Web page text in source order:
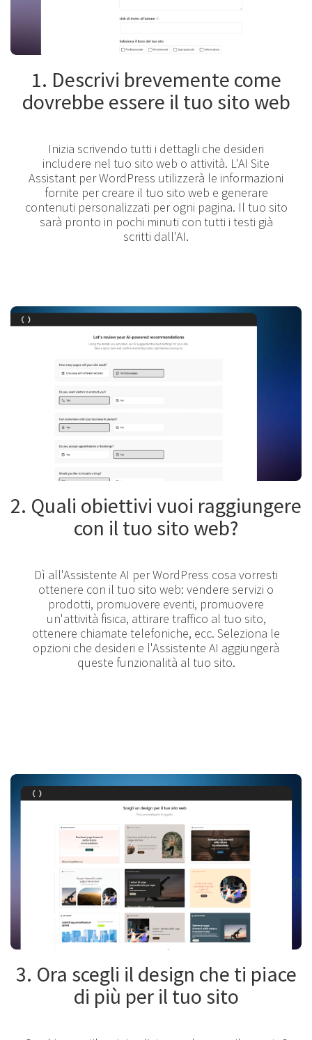
1. Descrivi brevemente come
dovrebbe essere il tuo sito web
Inizia scrivendo tutti i dettagli che desideri
includere nel tuo sito web o attività. L'AI Site
Assistant per WordPress utilizzerà le informazioni
fornite per creare il tuo sito web e generare
contenuti personalizzati per ogni pagina. Il tuo sito
sarà pronto in pochi minuti con tutti i testi già
scritti dall'AI.
2. Quali obiettivi vuoi raggiungere
con il tuo sito web?
Dì all'Assistente AI per WordPress cosa vorresti
ottenere con il tuo sito web: vendere servizi o
prodotti, promuovere eventi, promuovere
un'attività fisica, attirare traffico al tuo sito,
ottenere chiamate telefoniche, ecc. Seleziona le
opzioni che desideri e l'Assistente AI aggiungerà
queste funzionalità al tuo sito.
3. Ora scegli il design che ti piace
di più per il tuo sito